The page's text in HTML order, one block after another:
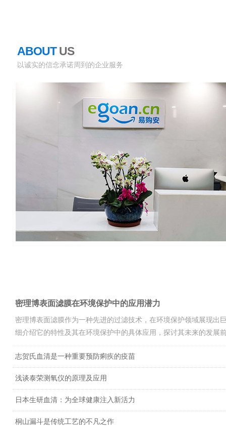
ABOUTUS
以诚实的信念承诺周到的企业服务
密理博表面滤膜在环境保护中的应用潜力
密理博表面滤膜作为一种先进的过滤技术，在环境保护领域展现出
细介绍它的特性及其在环境保护中的具体应用，探讨其未来的发展
志贺氏血清是一种重要预防痢疾的疫苗
浅谈泰荣测氧仪的原理及应用
日本生研血清：为全球健康注入新活力
桐山漏斗是传统工艺的不凡之作